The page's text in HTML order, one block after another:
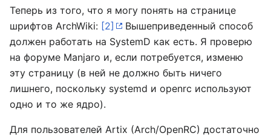
Теперь из того, что я могу понять на странице
шрифтов ArchWiki: [2]
Вышеприведенный способ
должен работать на SystemD как есть. Я проверю
на форуме Manjaro и, если потребуется, изменю
эту страницу (в ней не должно быть ничего
лишнего, поскольку systemd и openrc используют
одно и то же ядро).
Для пользователей Artix (Arch/OpenRC) достаточно